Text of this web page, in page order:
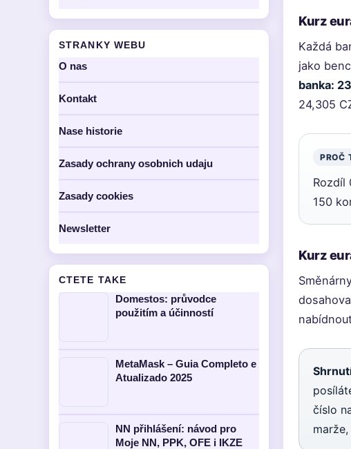
Kurz
Každá
jako
banka:
24,305
PROČ
Rozdíl
150
Kurz
číslo
STRANKY WEBU
O nas
Kontakt
Nase historie
Zasady ochrany osobnich udaju
Zasady cookies
Newsletter
CTETE TAKE
Domestos: průvodce
použitím a účinností
MetaMask – Guia Completo e
Atualizado 2025
NN přihlášení: návod pro
Moje NN, PPK, OFE i IKZE